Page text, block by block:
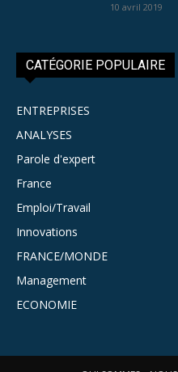
10 avril 2019
CATÉGORIE POPULAIRE
ENTREPRISES
ANALYSES
Parole d'expert
France
Emploi/Travail
Innovations
FRANCE/MONDE
Management
ECONOMIE